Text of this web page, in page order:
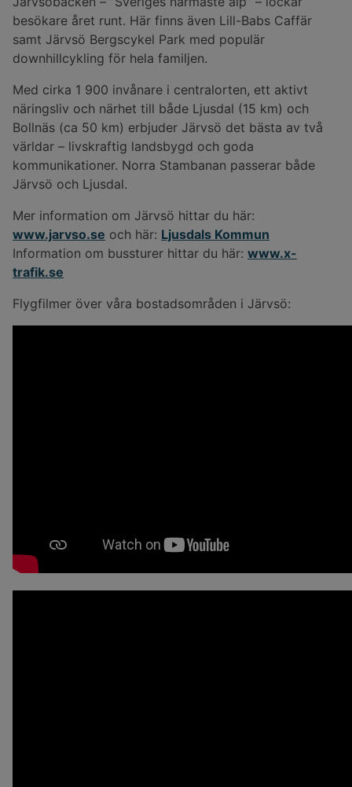
besökare året runt. Här finns även Lill-Babs Caffär
samt Järvsö Bergscykel Park med populär
downhillcykling för hela familjen.
Med cirka 1 900 invånare i centralorten, ett aktivt
näringsliv och närhet till både Ljusdal (15 km) och
Bollnäs (ca 50 km) erbjuder Järvsö det bästa av två
världar – livskraftig landsbygd och goda
kommunikationer. Norra Stambanan passerar både
Järvsö och Ljusdal.
Mer information om Järvsö hittar du här:
www.jarvso.se och här: Ljusdals Kommun
Information om bussturer hittar du här: www.x-
trafik.se
Flygfilmer över våra bostadsområden i Järvsö: